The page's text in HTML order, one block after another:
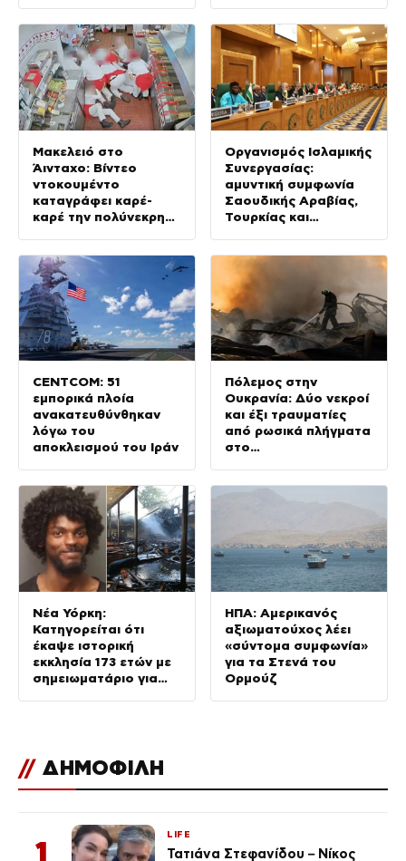
Μακελειό στο
Άινταχο: Βίντεο
ντοκουμέντο
καταγράφει καρέ-
καρέ την πολύνεκρη
Οργανισμός Ισλαμικής
Συνεργασίας:
αμυντική συμφωνία
Σαουδικής Αραβίας,
Τουρκίας και
CENTCOM: 51
εμπορικά πλοία
ανακατευθύνθηκαν
λόγω του
αποκλεισμού του Ιράν
Πόλεμος στην
Ουκρανία: Δύο νεκροί
και έξι τραυματίες
από ρωσικά πλήγματα
στο
Νέα Υόρκη:
Κατηγορείται ότι
έκαψε ιστορική
εκκλησία 173 ετών με
σημειωματάριο για
ΗΠΑ: Αμερικανός
αξιωματούχος λέει
«σύντομα συμφωνία»
για τα Στενά του
Ορμούζ
// ΔΗΜΟΦΙΛΗ
1
LIFE
Τατιάνα Στεφανίδου – Νίκος